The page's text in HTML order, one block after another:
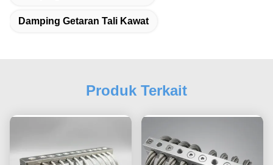
Damping Getaran Tali Kawat
Produk Terkait